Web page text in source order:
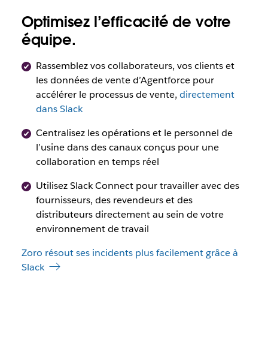
Optimisez l’efficacité de votre
équipe.
Rassemblez vos collaborateurs, vos clients et
les données de vente d’Agentforce pour
accélérer le processus de vente, directement
dans Slack
Centralisez les opérations et le personnel de
l’usine dans des canaux conçus pour une
collaboration en temps réel
Utilisez Slack Connect pour travailler avec des
fournisseurs, des revendeurs et des
distributeurs directement au sein de votre
environnement de travail
Zoro résout ses incidents plus facilement grâce à
Slack